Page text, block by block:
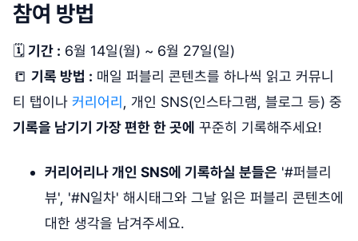
참여 방법
🗓 기간 : 6월 14일(월) ~ 6월 27일(일)
📒 기록 방법 : 매일 퍼블리 콘텐츠를 하나씩 읽고 커뮤니
티 탭이나 커리어리 , 개인 SNS(인스타그램, 블로그 등) 중
기록을 남기기 가장 편한 한 곳에 꾸준히 기록해주세요!
커리어리나 개인 SNS에 기록하실 분들은 '#퍼블리
뷰', '#N일차' 해시태그와 그날 읽은 퍼블리 콘텐츠에
대한 생각을 남겨주세요.